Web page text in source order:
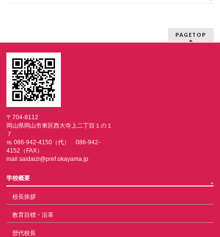
PAGETOP
〒704-8112
岡山県岡山市東区西大寺上二丁目１の１
７
℡ 086-942-4150（代） 086-942-
4152（FAX）
mail saidaizi@pref.okayama.jp
学校概要
校長挨拶
教育目標・沿革
歴代校長